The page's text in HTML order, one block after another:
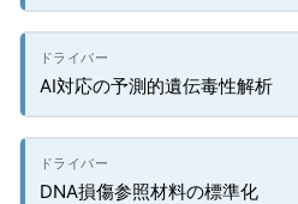
AI対応の予測的遺伝毒性解析
DNA損傷参照材料の標準化